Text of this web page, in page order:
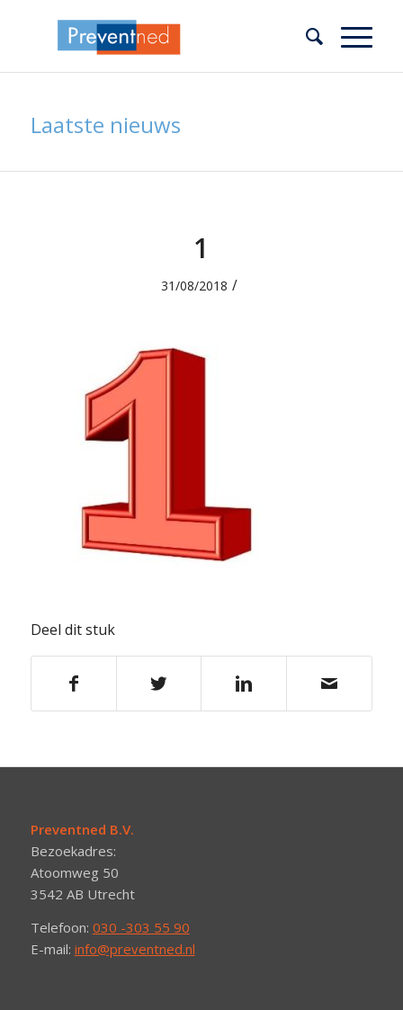
Laatste nieuws
1
31/08/2018 /
Deel dit stuk
Preventned B.V.
Bezoekadres:
Atoomweg 50
3542 AB Utrecht
Telefoon: 030 -303 55 90
E-mail: info@preventned.nl